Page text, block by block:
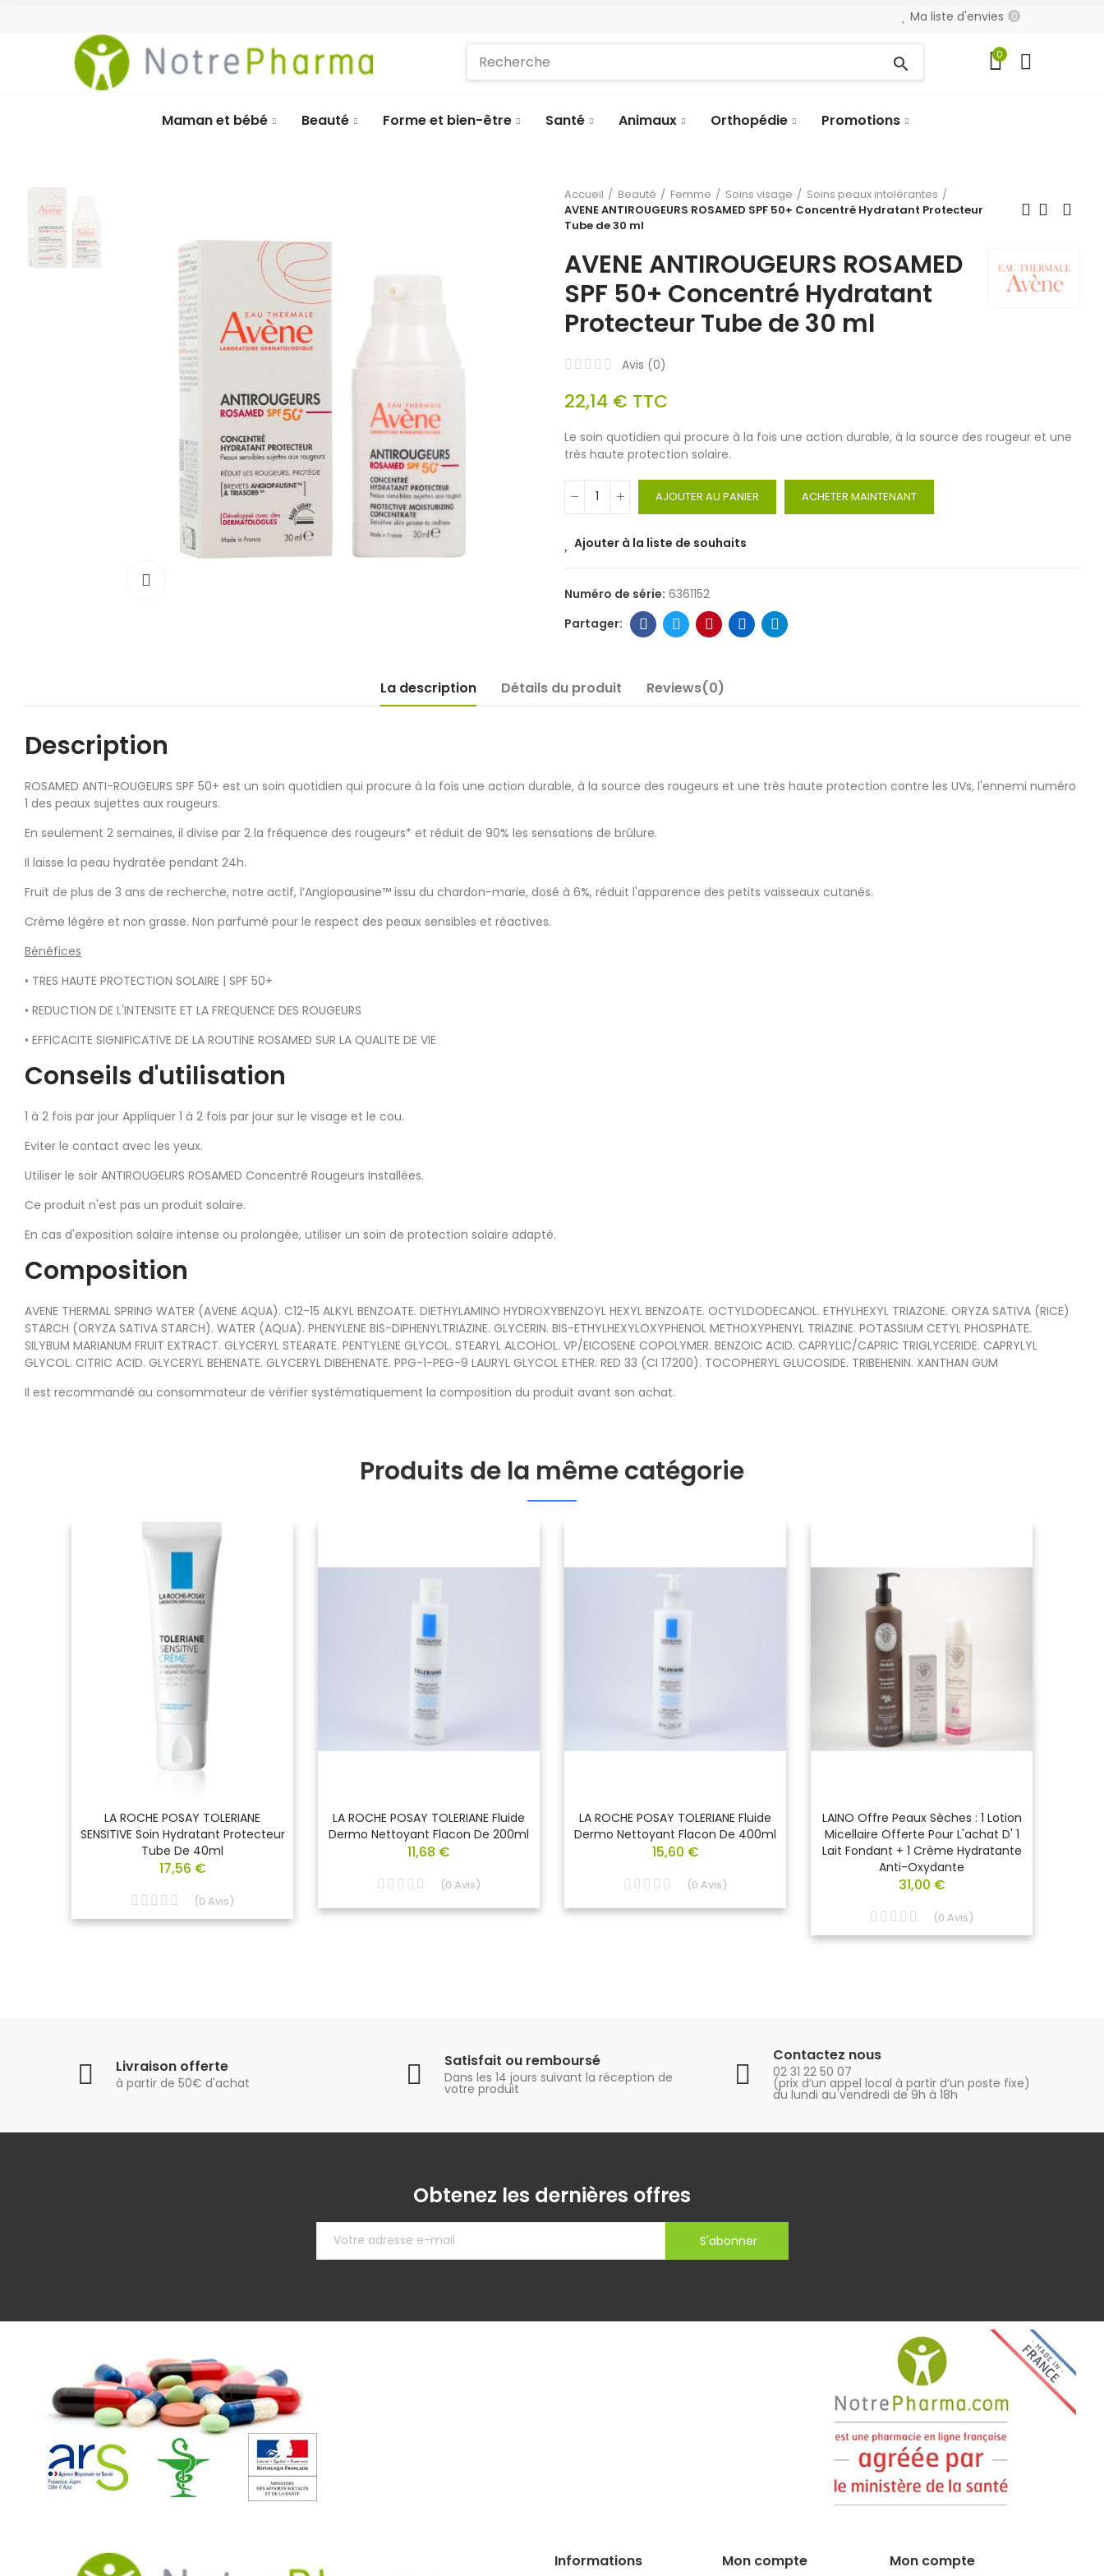
Ma liste d'envies 0
search 0
Maman et bébé Beauté Forme et bien-être Santé Animaux Orthopédie Promotions
Accueil Beauté Femme Soins visage
Soins peaux intolérantes
AVENE ANTIROUGEURS ROSAMED SPF 50+ Concentré Hydratant Protecteur
Tube de 30 ml
AVENE ANTIROUGEURS ROSAMED
SPF 50+ Concentré Hydratant
Protecteur Tube de 30 ml
Avis (0)
22,14 € TTC
Le soin quotidien qui procure à la fois une action durable, à la source des rougeur et une
très haute protection solaire.
AJOUTER AU PANIER ACHETER MAINTENANT
Ajouter à la liste de souhaits
Numéro de série: 6361152
La description Détails du produit Reviews(0)
Description
ROSAMED ANTI-ROUGEURS SPF 50+ est un soin quotidien qui procure à la fois une action durable, à la source des rougeurs et une très haute protection contre les UVs, l'ennemi numéro
1 des peaux sujettes aux rougeurs.
En seulement 2 semaines, il divise par 2 la fréquence des rougeurs* et réduit de 90% les sensations de brûlure.
Il laisse la peau hydratée pendant 24h.
Fruit de plus de 3 ans de recherche, notre actif, l’Angiopausine™ issu du chardon-marie, dosé à 6%, réduit l'apparence des petits vaisseaux cutanés.
Crème légère et non grasse. Non parfumé pour le respect des peaux sensibles et réactives.
Bénéfices
• TRES HAUTE PROTECTION SOLAIRE | SPF 50+
• REDUCTION DE L'INTENSITE ET LA FREQUENCE DES ROUGEURS
• EFFICACITE SIGNIFICATIVE DE LA ROUTINE ROSAMED SUR LA QUALITE DE VIE
Conseils d'utilisation
1 à 2 fois par jour Appliquer 1 à 2 fois par jour sur le visage et le cou.
Eviter le contact avec les yeux.
Utiliser le soir ANTIROUGEURS ROSAMED Concentré Rougeurs Installées.
Ce produit n'est pas un produit solaire.
En cas d'exposition solaire intense ou prolongée, utiliser un soin de protection solaire adapté.
Composition
AVENE THERMAL SPRING WATER (AVENE AQUA). C12-15 ALKYL BENZOATE. DIETHYLAMINO HYDROXYBENZOYL HEXYL BENZOATE. OCTYLDODECANOL. ETHYLHEXYL TRIAZONE. ORYZA SATIVA (RICE)
STARCH (ORYZA SATIVA STARCH). WATER (AQUA). PHENYLENE BIS-DIPHENYLTRIAZINE. GLYCERIN. BIS-ETHYLHEXYLOXYPHENOL METHOXYPHENYL TRIAZINE. POTASSIUM CETYL PHOSPHATE.
SILYBUM MARIANUM FRUIT EXTRACT. GLYCERYL STEARATE. PENTYLENE GLYCOL. STEARYL ALCOHOL. VP/EICOSENE COPOLYMER. BENZOIC ACID. CAPRYLIC/CAPRIC TRIGLYCERIDE. CAPRYLYL
GLYCOL. CITRIC ACID. GLYCERYL BEHENATE. GLYCERYL DIBEHENATE. PPG-1-PEG-9 LAURYL GLYCOL ETHER. RED 33 (CI 17200). TOCOPHERYL GLUCOSIDE. TRIBEHENIN. XANTHAN GUM
Il est recommandé au consommateur de vérifier systématiquement la composition du produit avant son achat.
Produits de la même catégorie
LA ROCHE POSAY TOLERIANE
SENSITIVE Soin Hydratant Protecteur
Tube De 40ml
17,56 €
(0 Avis)
LA ROCHE POSAY TOLERIANE Fluide
Dermo Nettoyant Flacon De 200ml
11,68 €
(0 Avis)
LA ROCHE POSAY TOLERIANE Fluide
Dermo Nettoyant Flacon De 400ml
15,60 €
(0 Avis)
LAINO Offre Peaux Sèches : 1 Lotion
Micellaire Offerte Pour L'achat D' 1
Lait Fondant + 1 Crème Hydratante
Anti-Oxydante
31,00 €
(0 Avis)
Livraison offerte
à partir de 50€ d'achat
Satisfait ou remboursé
Dans les 14 jours suivant la réception de
votre produit
Contactez nous
02 31 22 50 07
(prix d’un appel local à partir d’un poste fixe)
du lundi au vendredi de 9h à 18h
Obtenez les dernières offres
S'abonner
Informations Mon compte Mon compte